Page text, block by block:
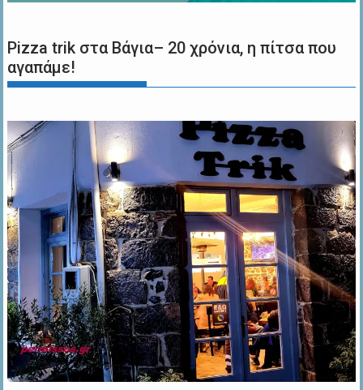
Pizza trik στα Βάγια– 20 χρόνια, η πίτσα που
αγαπάμε!